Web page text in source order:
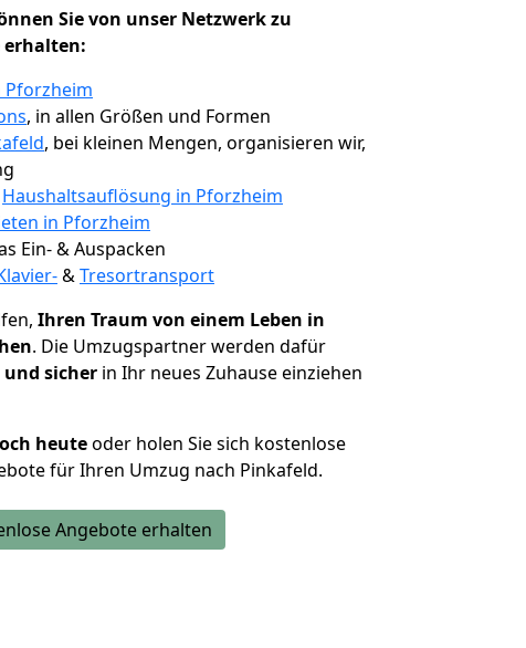
Sie von unser Netzwerk zu
erhalten:
Pforzheim
, in allen Größen und Formen
, bei kleinen Mengen, organisieren wir,
Haushaltsauflösung in Pforzheim
in Pforzheim
Ein- & Auspacken
&Tresortransport
Ihren Traum von einem Leben in
. Die Umzugspartner werden dafür
sicher in Ihr neues Zuhause einziehen
heuteoder holen Sie sich kostenlose
für Ihren Umzug nach Pinkafeld.
Angebote erhalten